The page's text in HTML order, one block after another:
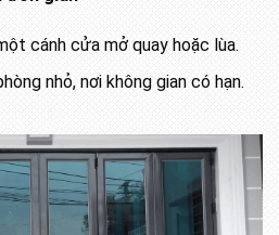
cánh cửa mở quay hoặc lùa.
nhỏ, nơi không gian có hạn.